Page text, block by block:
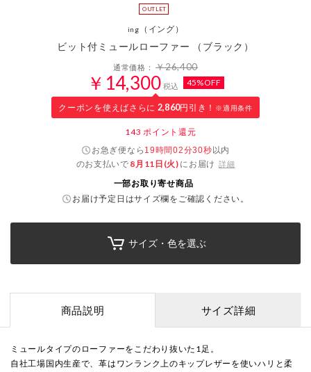
ing （イング）
ビット付ミュールローファー （ブラック）
通常価格：￥26,400
￥14,300 税込 45%OFF
クーポンを使えばさらに 2,860円引き！ ※適用条件
143 ポイント還元
お急ぎ便なら 19時間02分29秒以内
のお支払いで 8月11日(火) にお届け 詳細
一部お取り寄せ商品
お届け予定日はサイズ欄をご確認ください。
サイズ・色を選ぶ
商品説明 サイズ詳細
ミュールタイプのローファーをこだわり抜いた1足。
自社工場国内生産で、革はワンランク上のキップレザーを使いハリと柔